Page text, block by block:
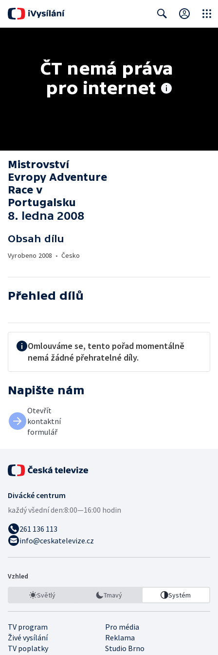
ČT nemá práva
pro internet
Mistrovství
Evropy Adventure
Race v
Portugalsku
8. ledna 2008
Obsah dílu
Vyrobeno 2008 • Česko
Přehled dílů
Omlouváme se, tento pořad momentálně
nemá žádné přehratelné díly.
Napište nám
Otevřít
kontaktní
formulář
Divácké centrum
každý všední den:8:00—16:00 hodin
261 136 113
info@ceskatelevize.cz
Vzhled
Světlý Tmavý Systém
TV program
Pro média
Živé vysílání
Reklama
TV poplatky
Studio Brno